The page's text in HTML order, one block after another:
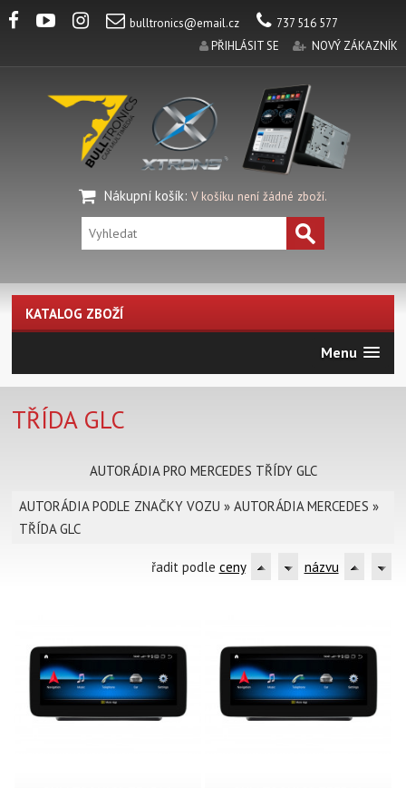
bulltronics@email.cz
737 516 577
PŘIHLÁSIT SE
NOVÝ ZÁKAZNÍK
Nákupní košík: V košíku není žádné zboží.
KATALOG ZBOŽÍ
Menu
TŘÍDA GLC
AUTORÁDIA PRO MERCEDES TŘÍDY GLC
AUTORÁDIA PODLE ZNAČKY VOZU »AUTORÁDIA MERCEDES »
TŘÍDA GLC
řadit podle ceny názvu